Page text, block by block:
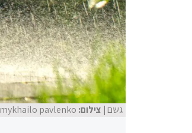
גשם | צילום: mykhailo pavlenko, שאטרסטוק